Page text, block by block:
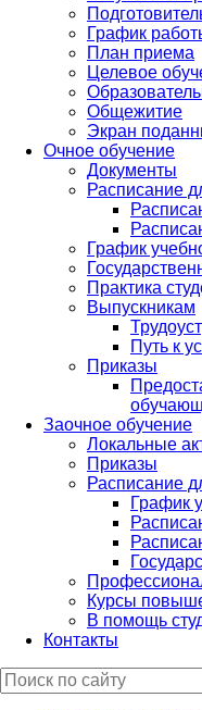
График
План приема
Целевое
Общежитие
Экран
Очное обучение
Документы
Расписание
График
Практика
Выпускникам
Путь к
Приказы
Заочное обучение
Локальные
Приказы
Расписание
График
Курсы
В помощь
Контакты